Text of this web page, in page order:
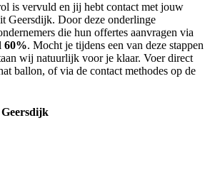
is vervuld en jij hebt contact met jouw
Geersdijk. Door deze onderlinge
die hun offertes aanvragen via
60%. Mocht je tijdens een van deze stappen
wij natuurlijk voor je klaar. Voer direct
ballon, of via de contact methodes op de